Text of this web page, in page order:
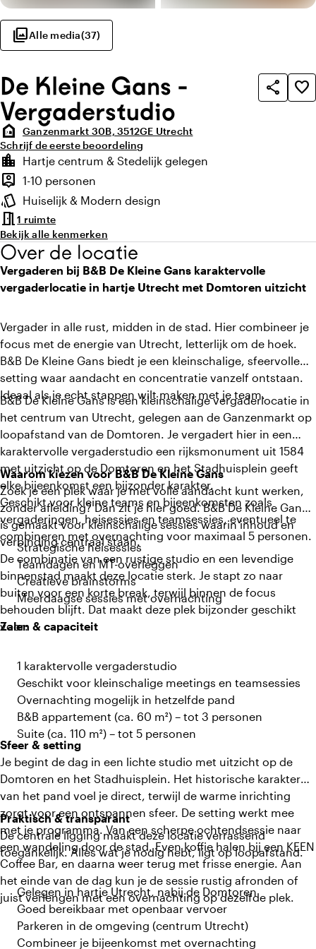
photo_libraryAlle media(37)
De Kleine Gans -
Vergaderstudio
share favorite_border
night_shelter
Ganzenmarkt 30B, 3512GE Utrecht
Schrijf de eerste beoordeling
Highlights
location_city
Locatie en omgeving
Hartje centrum & Stedelijk gelegen
person_pin
Capaciteit
1-10 personen
style
Sfeer en uitstraling
Huiselijk & Modern design
meeting_room1 ruimte
Bekijk alle kenmerken
Over de locatie
Vergaderen bij B&B De Kleine Gans karaktervolle
vergaderlocatie in hartje Utrecht met Domtoren uitzicht
Vergader in alle rust, midden in de stad. Hier combineer je
focus met de energie van Utrecht, letterlijk om de hoek.
B&B De Kleine Gans biedt je een kleinschalige, sfeervolle
setting waar aandacht en concentratie vanzelf ontstaan.
Ideaal als je echt stappen wilt maken met je team.
B&B De Kleine Gans is een kleinschalige vergaderlocatie in
het centrum van Utrecht, gelegen aan de Ganzenmarkt op
loopafstand van de Domtoren. Je vergadert hier in een
karaktervolle vergaderstudio een rijksmonument uit 1584
met uitzicht op de Domtoren en het Stadhuisplein geeft
elke bijeenkomst een bijzonder karakter.
Geschikt voor kleine teams en bijeenkomsten zoals
vergaderingen, heisessies en teamsessies, eventueel te
combineren met overnachting voor maximaal 5 personen.
Waarom kiezen voor B&B De Kleine Gans
Zoek je een plek waar je met volle aandacht kunt werken,
zonder afleiding? Dan zit je hier goed. B&B De Kleine Gans
is gemaakt voor kleinschalige sessies waarin inhoud en
verbinding centraal staan.
De combinatie van een rustige studio en een levendige
binnenstad maakt deze locatie sterk. Je stapt zo naar
buiten voor een korte break, terwijl binnen de focus
behouden blijft. Dat maakt deze plek bijzonder geschikt
voor:
Strategische heisessies
Teamdagen en MT-overleggen
Creatieve brainstorms
Meerdaagse sessies met overnachting
Zalen & capaciteit
1 karaktervolle vergaderstudio
Geschikt voor kleinschalige meetings en teamsessies
Overnachting mogelijk in hetzelfde pand
B&B appartement (ca. 60 m²) – tot 3 personen
Suite (ca. 110 m²) – tot 5 personen
Sfeer & setting
Je begint de dag in een lichte studio met uitzicht op de
Domtoren en het Stadhuisplein. Het historische karakter
van het pand voel je direct, terwijl de warme inrichting
zorgt voor een ontspannen sfeer. De setting werkt mee
met je programma. Van een scherpe ochtendsessie naar
een wandeling door de stad. Even koffie halen bij een KEEN
Coffee Bar, en daarna weer terug met frisse energie. Aan
het einde van de dag kun je de sessie rustig afronden of
juist verlengen met een overnachting op dezelfde plek.
Praktisch & transparant
De centrale ligging maakt deze locatie verrassend
toegankelijk. Alles wat je nodig hebt, ligt op loopafstand.
Gelegen in hartje Utrecht, nabij de Domtoren
Goed bereikbaar met openbaar vervoer
Parkeren in de omgeving (centrum Utrecht)
Combineer je bijeenkomst met overnachting